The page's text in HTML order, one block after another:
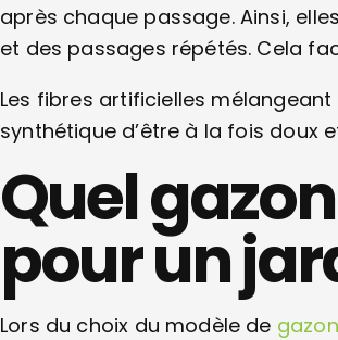
après chaque passage. Ainsi,
et des passages répétés. Cela
Les fibres artificielles
synthétique d’être à la fois doux
Quel
pour un
Lors du choix du modèle de